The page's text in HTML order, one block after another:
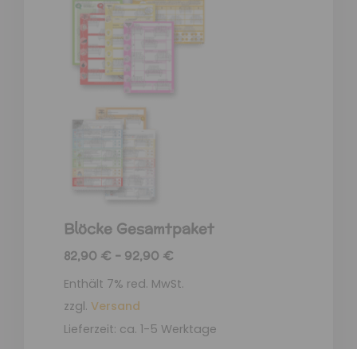
Blöcke Gesamtpaket
82,90 € – 92,90 €
Enthält 7% red. MwSt.
zzgl. Versand
Lieferzeit: ca. 1-5 Werktage